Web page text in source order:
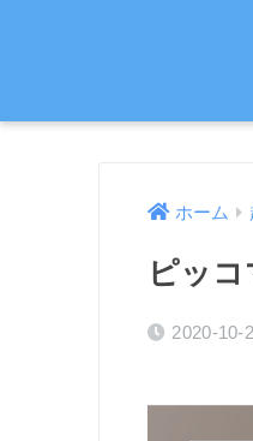
ホーム
ピッ
2020-10-